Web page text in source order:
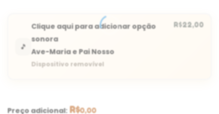
Ave-Maria e Pai Nosso
R$22,00
Preço adicional: R$0,00